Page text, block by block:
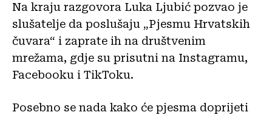
Na kraju razgovora Luka Ljubić pozvao je
slušatelje da poslušaju „Pjesmu Hrvatskih
čuvara“ i zaprate ih na društvenim
mrežama, gdje su prisutni na Instagramu,
Facebooku i TikToku.
Posebno se nada kako će pjesma doprijeti